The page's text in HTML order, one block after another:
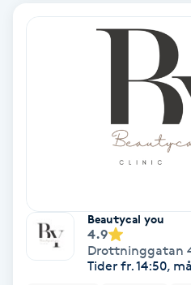
LPG-behandling
LPG-massage
Beautycal you
4.9
Drottninggatan
Tider fr. 14:50,